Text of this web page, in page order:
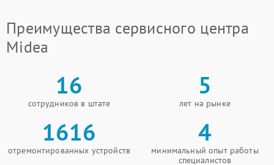
Преимущества сервисного центра
Midea
16
сотрудников в штате
5
лет на рынке
1616
отремонтированных устройств
4
минимальный опыт работы
специалистов